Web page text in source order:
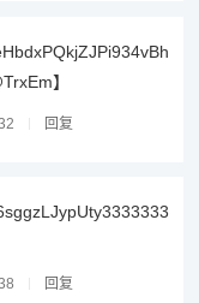
】
回复
回复